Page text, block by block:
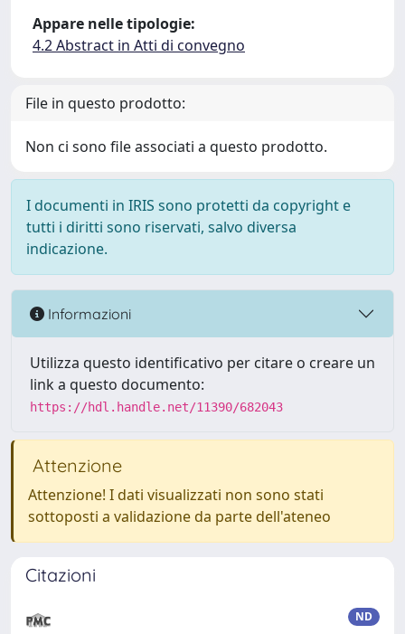
Appare nelle tipologie:
4.2 Abstract in Atti di convegno
File in questo prodotto:
Non ci sono file associati a questo prodotto.
I documenti in IRIS sono protetti da copyright e
tutti i diritti sono riservati, salvo diversa
indicazione.
Informazioni
Utilizza questo identificativo per citare o creare un
link a questo documento:
https://hdl.handle.net/11390/682043
Attenzione
Attenzione! I dati visualizzati non sono stati
sottoposti a validazione da parte dell'ateneo
Citazioni
ND